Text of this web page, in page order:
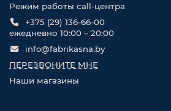
Режим работы call-центра
+375 (29) 136-66-00
ежедневно 10:00 – 20:00
info@fabrikasna.by
ПЕРЕЗВОНИТЕ МНЕ
Наши магазины